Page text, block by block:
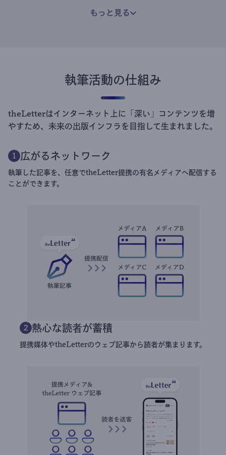
もっと見る
執筆活動の仕組み
theLetterはインターネット上に「深い」コンテンツを増
やすため、未来の出版インフラを目指して生まれました。
1 広がるネットワーク
執筆した記事を、任意でtheLetter提携の有名メディアへ配信する
ことができます。
2 熱心な読者が蓄積
提携媒体やtheLetterのウェブ記事から読者が集まります。